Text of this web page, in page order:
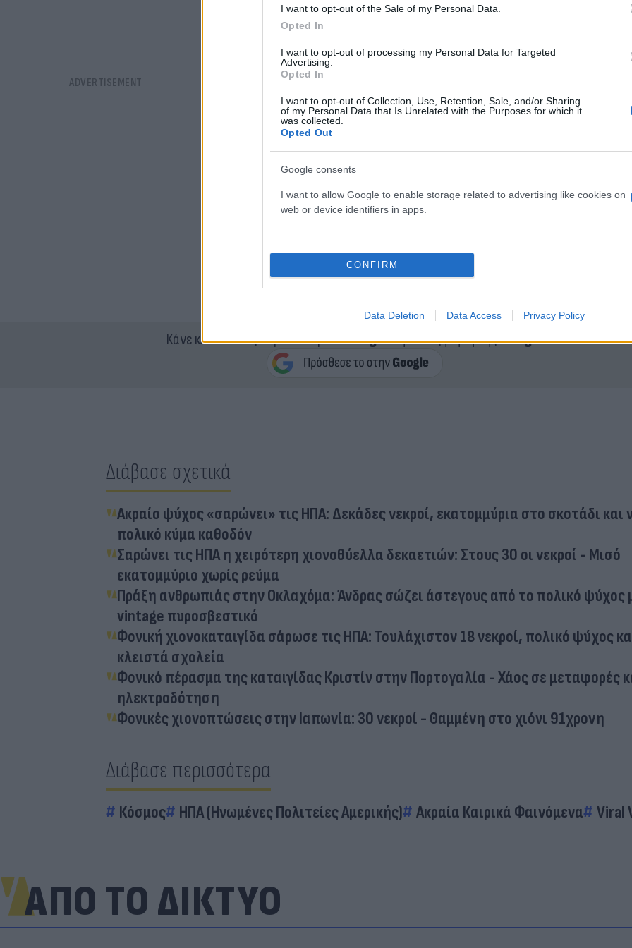
I want to opt-out of the Sale of my Personal Data.
Opted In
I want to opt-out of processing my Personal Data for Targeted
Advertising.
Opted In
I want to opt-out of Collection, Use, Retention, Sale, and/or Sharing
of my Personal Data that Is Unrelated with the Purposes for which it
was collected.
Opted Out
Google consents
I want to allow Google to enable storage related to advertising like cookies on
web or device identifiers in apps.
CONFIRM
Data Deletion Data Access Privacy Policy
Κάνε κλικ και δες περισσότεροFlash.grστην αναζήτηση τηςGoogle
Διάβασε σχετικά
Ακραίο ψύχος «σαρώνει» τις ΗΠΑ: Δεκάδες νεκροί, εκατομμύρια στο σκοτάδι και
πολικό κύμα καθοδόν
Σαρώνει τις ΗΠΑ η χειρότερη χιονοθύελλα δεκαετιών: Στους 30 οι νεκροί - Μισό
εκατομμύριο χωρίς ρεύμα
Πράξη ανθρωπιάς στην Οκλαχόμα: Άνδρας σώζει άστεγους από το πολικό ψύχος
vintage πυροσβεστικό
Φονική χιονοκαταιγίδα σάρωσε τις ΗΠΑ: Τουλάχιστον 18 νεκροί, πολικό ψύχος
κλειστά σχολεία
Φονικό πέρασμα της καταιγίδας Κριστίν στην Πορτογαλία - Χάος σε μεταφορές
ηλεκτροδότηση
Φονικές χιονοπτώσεις στην Ιαπωνία: 30 νεκροί - Θαμμένη στο χιόνι 91χρονη
Διάβασε περισσότερα
Κόσμος ΗΠΑ (Ηνωμένες Πολιτείες Αμερικής) Ακραία Καιρικά Φαινόμενα Viral
ΑΠΟ ΤΟ ΔΙΚΤΥΟ